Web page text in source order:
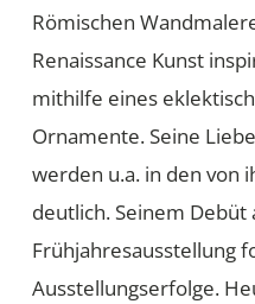
Römischen
Renaissance Kunst
mithilfe eines
Ornamente. Seine
werden u.a. in den von
deutlich. Seinem
Frühjahresausstellung
Ausstellungserfolge.